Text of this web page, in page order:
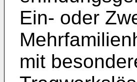
Ein- oder
mit